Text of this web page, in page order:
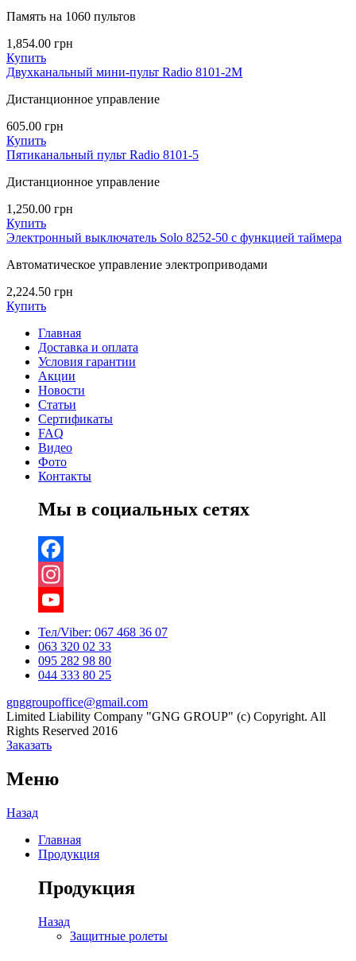
Память на 1060 пультов
1,854.00 грн
Купить
Двухканальный мини-пульт Radio 8101-2M
Дистанционное управление
605.00 грн
Купить
Пятиканальный пульт Radio 8101-5
Дистанционное управление
1,250.00 грн
Купить
Электронный выключатель Solo 8252-50 с функцией таймера
Автоматическое управление электроприводами
2,224.50 грн
Купить
Главная
Доставка и оплата
Условия гарантии
Акции
Новости
Статьи
Сертификаты
FAQ
Видео
Фото
Контакты
Мы в социальных сетях
Facebook
Instagram
YouTube
Channel
Тел/Viber: 067 468 36 07
063 320 02 33
095 282 98 80
044 333 80 25
gnggroupoffice@gmail.com
Limited Liability Company "GNG GROUP" (c) Copyright. All
Rights Reserved 2016
Заказать
Меню
Назад
Главная
Продукция
Продукция
Назад
Защитные ролеты